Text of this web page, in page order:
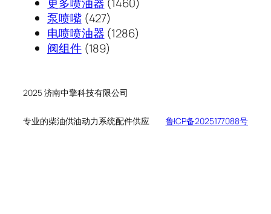
产
泵喷嘴 427427
个
产
电喷喷油器 12861286
阀组件 189189
品
2025 济南中擎科技有限公司
专业的柴油供油动力系统配件供应 鲁ICP备2025177088号